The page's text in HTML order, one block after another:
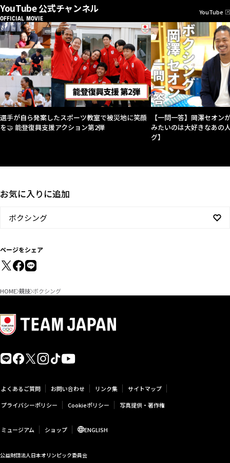
YouTube 公式チャンネル
OFFICIAL MOVIE
YouTube
選手が自ら発案したスポーツ教室で被災地に笑顔
を🤝 能登復興支援アクション第2弾
【一問一答】岡澤セオン
みたいのは大好きなあの
グ】
お気に入りに追加
ボクシング
ページをシェア
HOME 競技 ボクシング
よくあるご質問 お問い合わせ リンク集
サイトマップ
プライバシーポリシー
Cookieポリシー 写真提供・著作権
ミュージアム ショップ ENGLISH
公益財団法人日本オリンピック委員会